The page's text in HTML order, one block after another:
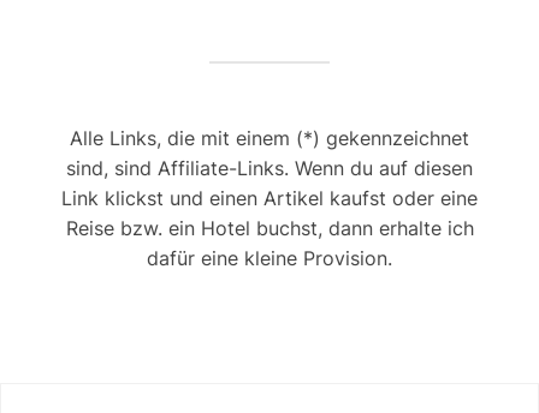
Alle Links, die mit einem (*) gekennzeichnet
sind, sind Affiliate-Links. Wenn du auf diesen
Link klickst und einen Artikel kaufst oder eine
Reise bzw. ein Hotel buchst, dann erhalte ich
dafür eine kleine Provision.